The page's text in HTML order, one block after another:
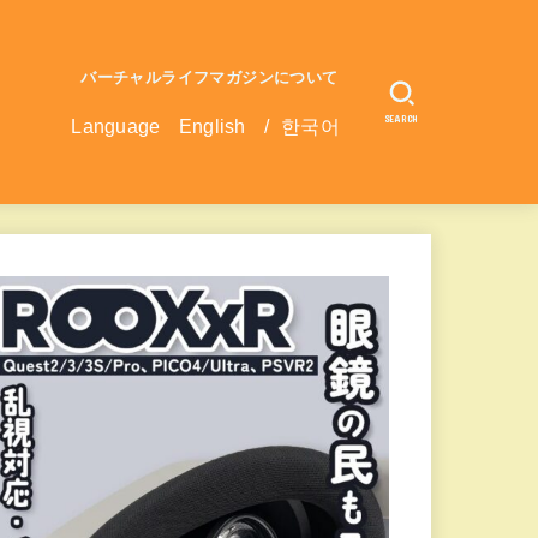
バーチャルライフマガジンについて
Language English / 한국어 SEARCH